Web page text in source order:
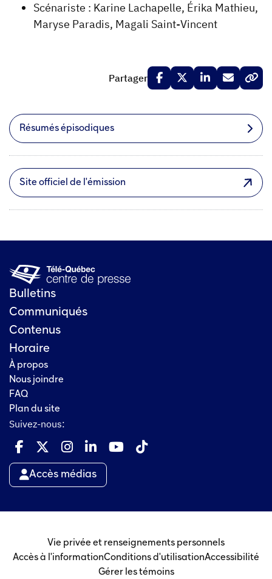
Scénariste : Karine Lachapelle, Érika Mathieu,
Maryse Paradis, Magali Saint-Vincent
Partager
Résumés épisodiques
Site officiel de l'émission
Bulletins
Communiqués
Contenus
Horaire
À propos
Nous joindre
FAQ
Plan du site
Suivez-nous:
Accès médias
Vie privée et renseignements personnels
Accès à l'informationConditions d'utilisationAccessibilité
Gérer les témoins